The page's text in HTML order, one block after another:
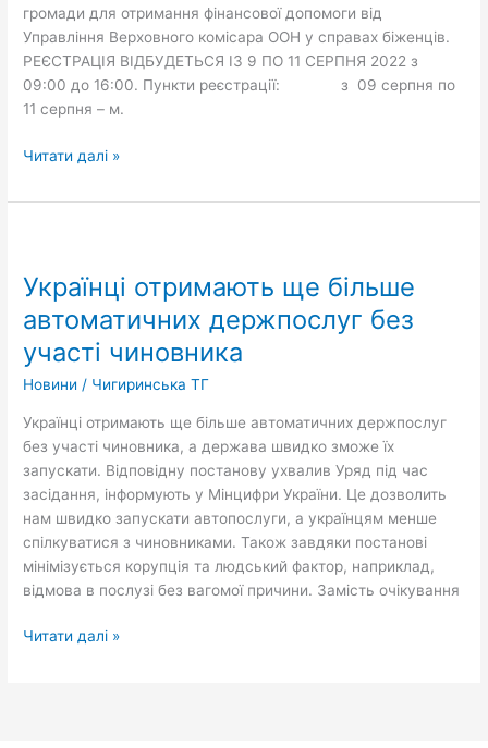
громади для отримання фінансової допомоги від
Управління Верховного комісара ООН у справах біженців.
РЕЄСТРАЦІЯ ВІДБУДЕТЬСЯ ІЗ 9 ПО 11 СЕРПНЯ 2022 з
09:00 до 16:00. Пункти реєстрації: з 09 серпня по
11 серпня – м.
Читати далі »
Українці отримають ще більше
автоматичних держпослуг без
участі чиновника
Новини / Чигиринська ТГ
Українці отримають ще більше автоматичних держпослуг
без участі чиновника, а держава швидко зможе їх
запускати. Відповідну постанову ухвалив Уряд під час
засідання, інформують у Мінцифри України. Це дозволить
нам швидко запускати автопослуги, а українцям менше
спілкуватися з чиновниками. Також завдяки постанові
мінімізується корупція та людський фактор, наприклад,
відмова в послузі без вагомої причини. Замість очікування
ще
автоматичних
держпослуг
без
чиновника
Читати далі »